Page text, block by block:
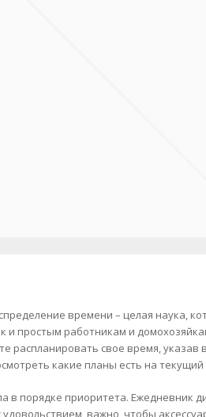
времени – целая наука,
и простым работникам и
распланировать свое время, указав
какие планы есть на текущий
в порядке приоритета. Ежедневник
важно, чтобы